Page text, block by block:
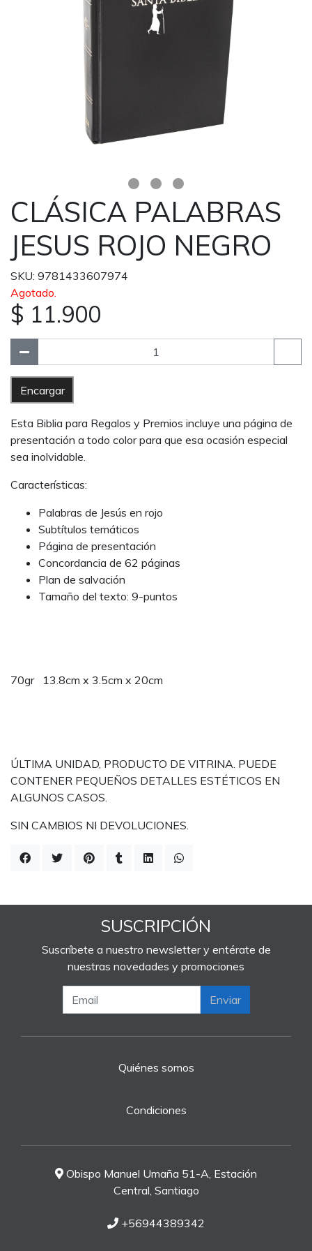
CLÁSICA PALABRAS
JESUS ROJO NEGRO
SKU: 9781433607974
Agotado.
$ 11.900
Encargar
Esta Biblia para Regalos y Premios incluye una página de
presentación a todo color para que esa ocasión especial
sea inolvidable.
Características:
Palabras de Jesús en rojo
Subtítulos temáticos
Página de presentación
Concordancia de 62 páginas
Plan de salvación
Tamaño del texto: 9-puntos
70gr 13.8cm x 3.5cm x 20cm
ÚLTIMA UNIDAD, PRODUCTO DE VITRINA. PUEDE
CONTENER PEQUEÑOS DETALLES ESTÉTICOS EN
ALGUNOS CASOS.
SIN CAMBIOS NI DEVOLUCIONES.
SUSCRIPCIÓN
Suscríbete a nuestro newsletter y entérate de
nuestras novedades y promociones
Enviar
Quiénes somos
Condiciones
Obispo Manuel Umaña 51-A, Estación
Central, Santiago
+56944389342